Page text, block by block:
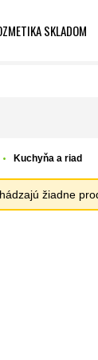
SKLADOM
Kuchyňa a riad
žiadne